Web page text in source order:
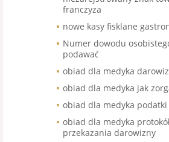
franczyza
nowe kasy fisklane
Numer dowodu
podawać
obiad dla medyka
obiad dla medyka jak
obiad dla medyka podatki
obiad dla medyka
przekazania darowizny